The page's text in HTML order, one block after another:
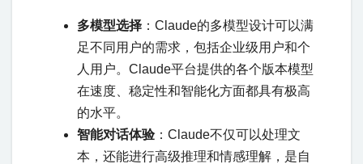
多模型选择 ：Claude的多模型设计可以满
足不同用户的需求，包括企业级用户和个
人用户。Claude平台提供的各个版本模型
在速度、稳定性和智能化方面都具有极高
的水平。
智能对话体验：Claude不仅可以处理文
本，还能进行高级推理和情感理解，是自